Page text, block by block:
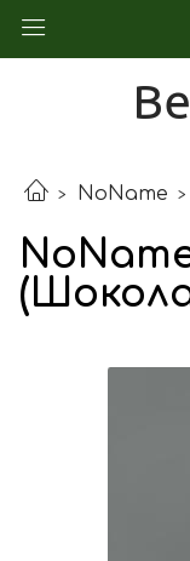
NoName